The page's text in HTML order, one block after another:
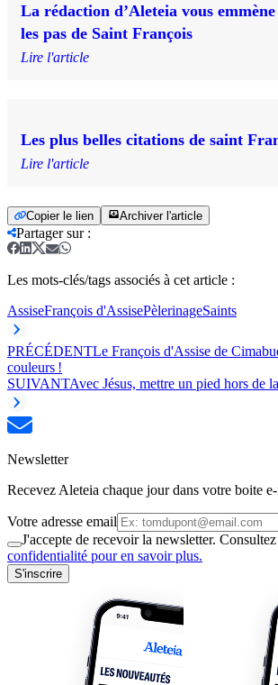
La rédaction d’Aleteia vous
les pas de Saint François
Lire l'article
Les plus belles citations de saint
Lire l'article
Copier le lien Archiver l'article
Partager sur:
Les mots-clés/tags associés à cet article :
AssiseFrançois d'AssisePèlerinageSaints
PRÉCÉDENTLe François d'Assise de
couleurs !
SUIVANTAvec Jésus, mettre un pied hors de
Newsletter
Recevez Aleteia chaque jour dans votre boite
Votre adresse email
J'accepte de recevoir la newsletter.
confidentialité pour en savoir plus.
S'inscrire